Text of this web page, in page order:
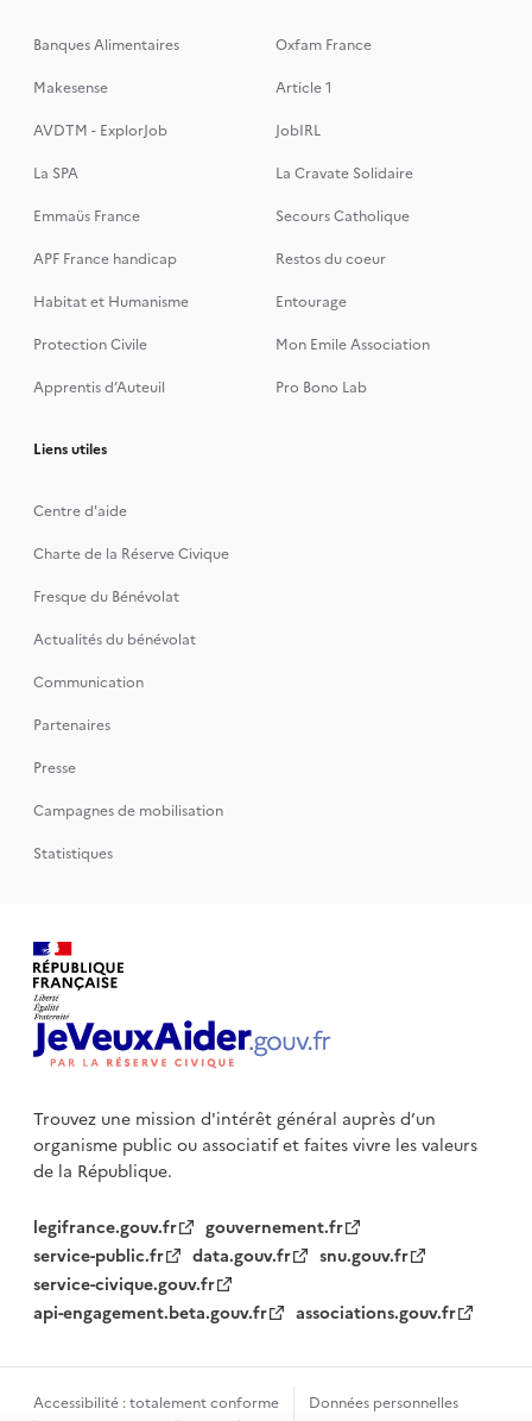
Banques Alimentaires
Oxfam France
Makesense
Article 1
AVDTM - ExplorJob
JobIRL
La SPA
La Cravate Solidaire
Emmaüs France
Secours Catholique
APF France handicap
Restos du coeur
Habitat et Humanisme
Entourage
Protection Civile
Mon Emile Association
Apprentis d’Auteuil
Pro Bono Lab
Liens utiles
Centre d'aide
Charte de la Réserve Civique
Fresque du Bénévolat
Actualités du bénévolat
Communication
Partenaires
Presse
Campagnes de mobilisation
Statistiques
Trouvez une mission d'intérêt général auprès d’un
organisme publicou associatif et faites vivre les valeurs
de la République.
legifrance.gouv.fr
gouvernement.fr
service-public.fr
data.gouv.fr
snu.gouv.fr
service-civique.gouv.fr
api-engagement.beta.gouv.fr
associations.gouv.fr
Accessibilité : totalement conforme Données personnelles